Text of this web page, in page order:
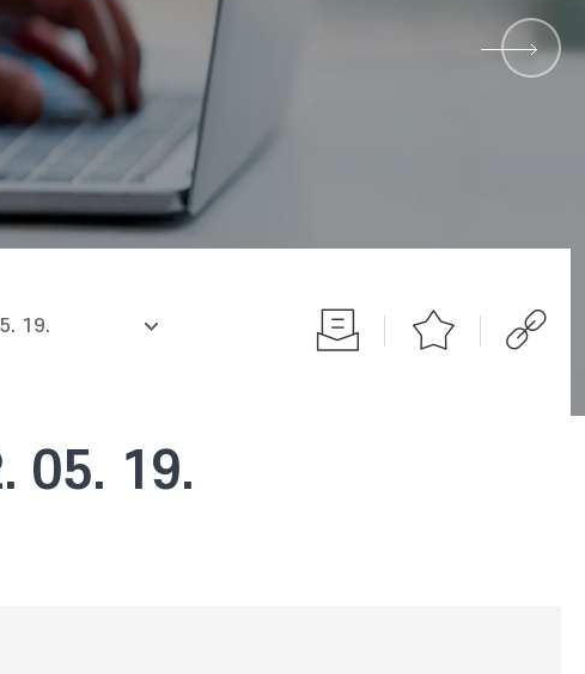
19.
05. 19.